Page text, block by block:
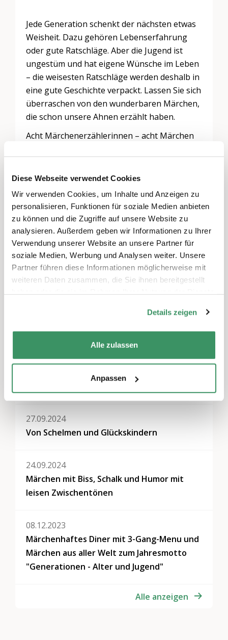
Diese Webseite verwendet Cookies
Wir verwenden Cookies, um Inhalte und Anzeigen zu
personalisieren, Funktionen für soziale Medien anbieten
zu können und die Zugriffe auf unsere Website zu
analysieren. Außerdem geben wir Informationen zu Ihrer
Verwendung unserer Website an unsere Partner für
soziale Medien, Werbung und Analysen weiter. Unsere
Partner führen diese Informationen möglicherweise mit
weiteren Daten zusammen, die Sie ihnen bereitgestellt
Details zeigen
Alle zulassen
Anpassen
Regionen
27.09.2024
Von Schelmen und Glückskindern
24.09.2024
Märchen mit Biss, Schalk und Humor mit
leisen Zwischentönen
08.12.2023
Märchenhaftes Diner mit 3-Gang-Menu und
Märchen aus aller Welt zum Jahresmotto
"Generationen - Alter und Jugend"
Alle anzeigen
Jede Generation schenkt der nächsten etwas
Weisheit. Dazu gehören Lebenserfahrung
oder gute Ratschläge. Aber die Jugend ist
ungestüm und hat eigene Wünsche im Leben
– die weisesten Ratschläge werden deshalb in
eine gute Geschichte verpackt. Lassen Sie sich
überraschen von den wunderbaren Märchen,
die schon unsere Ahnen erzählt haben.
Acht Märchenerzählerinnen – acht Märchen
Schreiben Sie einen Kommentar
Sie müssenangemeldetsein, um einen
Kommentar abzugeben.